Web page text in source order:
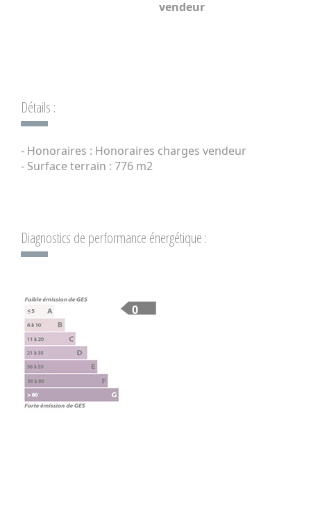
vendeur
Détails :
- Honoraires : Honoraires charges vendeur
- Surface terrain : 776 m2
Diagnostics de performance énergétique :
0